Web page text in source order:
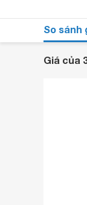
So sánh
Giá của